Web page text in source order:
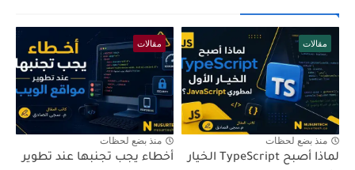
مقالات
منذ بضع لحظات
لماذا أصبح TypeScript الخيار
مقالات
منذ بضع لحظات
أخطاء يجب تجنبها عند تطوير